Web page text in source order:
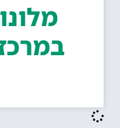
מלונות
במרכז